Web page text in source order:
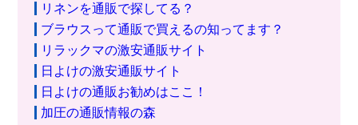
リネンを通販で探してる？
ブラウスって通販で買えるの知ってます？
リラックマの激安通販サイト
日よけの激安通販サイト
日よけの通販お勧めはここ！
加圧の通販情報の森